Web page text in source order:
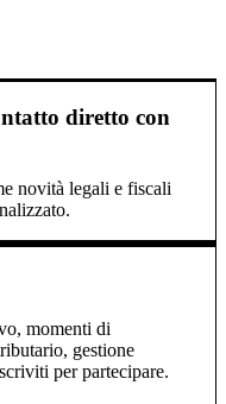
diretto con
novità legali e fiscali
momenti di
gestione
per partecipare.